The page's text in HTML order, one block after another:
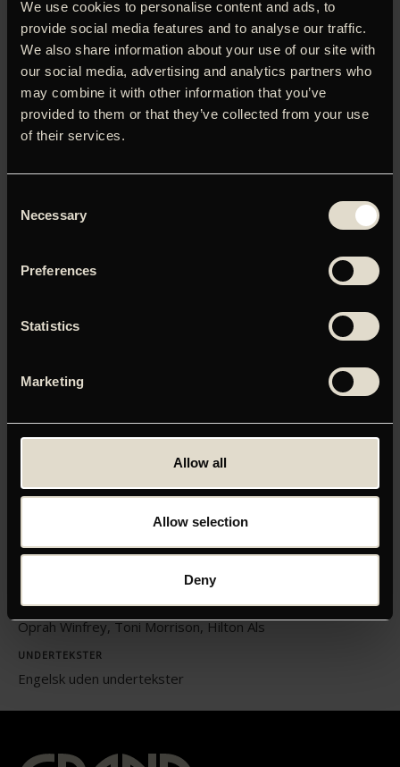
We use cookies to personalise content and ads, to
provide social media features and to analyse our traffic.
We also share information about your use of our site with
our social media, advertising and analytics partners who
may combine it with other information that you’ve
provided to them or that they’ve collected from your use
of their services.
Selection
Necessary
Preferences
Statistics
Marketing
Allow all
Allow selection
Deny
dokumentar om den amerikanske forfatter. Filmholdet har
dykket ned i et sandt skattekammer af arkivoptagelser og
interviews med nobelpristageren selv, Oprah Winfrey,
Angela Davis og mange flere. Resultatet er en både
inspirerende og opløftende dokumentar, der ikke kun
kigger på værk forfatterens værk og temaer, men også
hendes inspirationskilder. NB: Kun denne ene
Du skal tillade marketing-cookies for at kunne se denne
video.
Klik her for at opdatere dine indstillinger
Toni Morrison: The Pieces I Am
INSTRUKTØR
Timothy Greenfield-Sanders
LÆNGDE
MEDVIRKENDE
Oprah Winfrey, Toni Morrison, Hilton Als
UNDERTEKSTER
Engelsk uden undertekster